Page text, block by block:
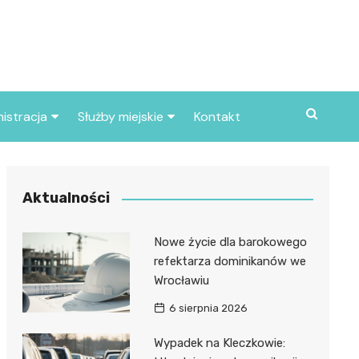
miasta
Służby miejskie
Policja
Kontakt
Aktualności
Nowe życie dla barokowego
refektarza dominikanów we
Wrocławiu
6 sierpnia 2026
Wypadek na Kleczkowie: